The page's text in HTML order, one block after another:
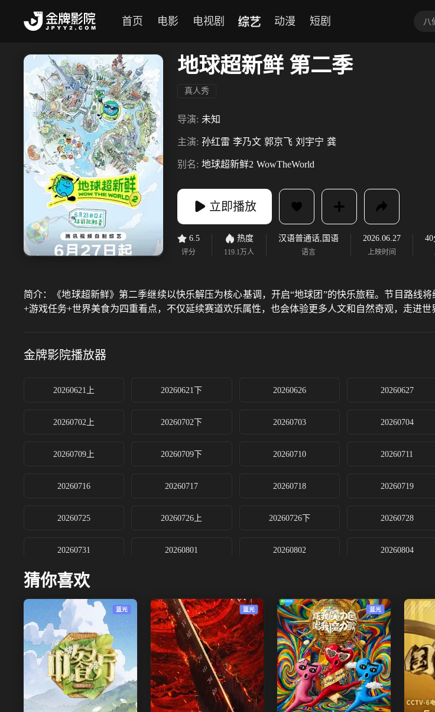
首页 电影 电视剧 综艺 动漫 短剧
地球超新鲜 第二季
真人秀
导演: 未知
主演: 孙红雷 李乃文 郭京飞 刘宇宁 龚
别名: 地球超新鲜2 WowTheWorld
立即播放
6.5
评分
热度
119.1万人
汉语普通话,国语
语言
2026.06.27
上映时间
简介：
《地球超新鲜》第二季继续以快乐解压为核心基调，开启“地球团”的快乐旅程。节目路
+游戏任务+世界美食为四重看点，不仅延续赛道欢乐属性，也会体验更多人文和自然奇观，走进
金牌影院播放器
20260621上 20260621下 20260626 20260627
20260702上 20260702下 20260703 20260704
20260709上 20260709下 20260710 20260711
20260716 20260717 20260718 20260719
20260725 20260726上 20260726下 20260728
20260731 20260801 20260802 20260804
猜你喜欢
蓝光 蓝光 蓝光